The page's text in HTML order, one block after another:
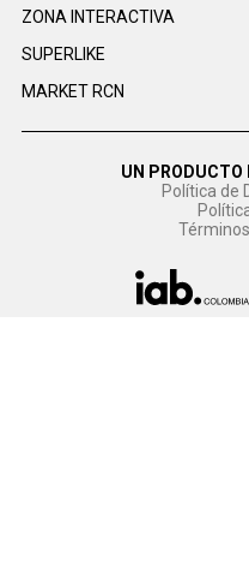
ZONA INTERACTIVA
SUPERLIKE
MARKET RCN
UN PRODUCTO
Política de